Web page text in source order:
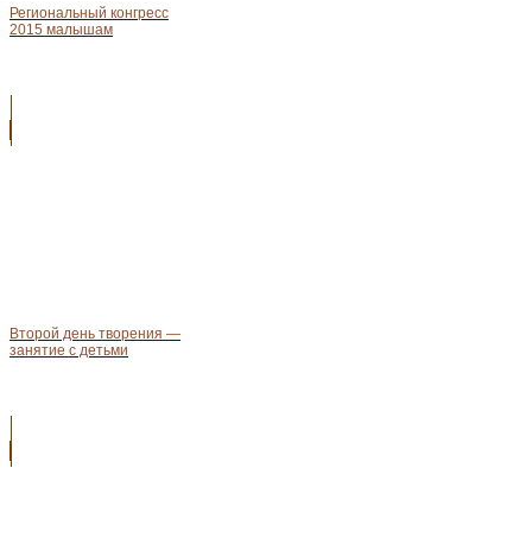
Региональный конгресс
2015 малышам
Второй день творения —
занятие с детьми